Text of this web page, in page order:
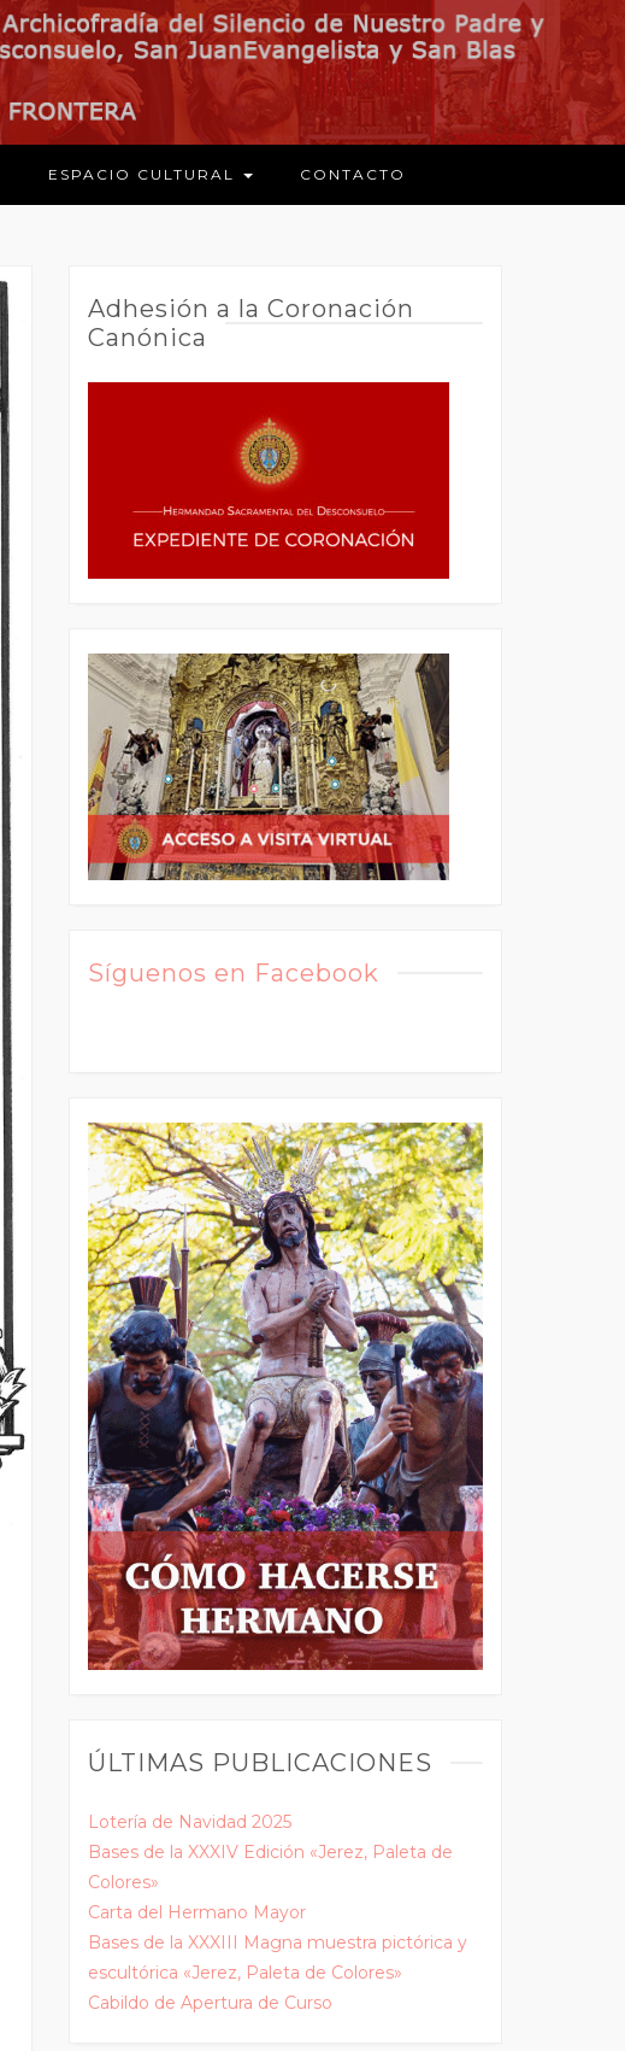
ESPACIO CULTURAL CONTACTO
Adhesión a la Coronación
Canónica
Síguenos en Facebook
ÚLTIMAS PUBLICACIONES
Lotería de Navidad 2025
Bases de la XXXIV Edición «Jerez, Paleta de
Colores»
Carta del Hermano Mayor
Bases de la XXXIII Magna muestra pictórica y
escultórica «Jerez, Paleta de Colores»
Cabildo de Apertura de Curso